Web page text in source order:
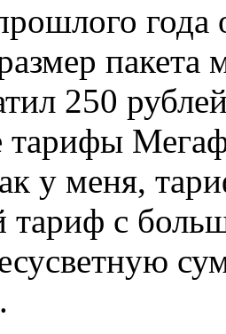
года
250
тарифы
у меня,
с